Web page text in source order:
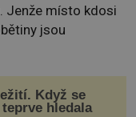
Jenže místo kdosi
jsou
Když se
hledala